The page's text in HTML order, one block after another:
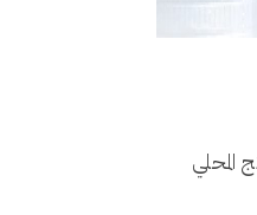
وبلغ نمو الناتج المحلي